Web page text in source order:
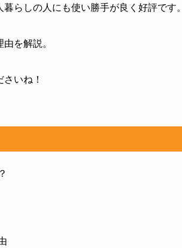
らしの人にも使い勝手が良く好評です。
を解説。
いね！